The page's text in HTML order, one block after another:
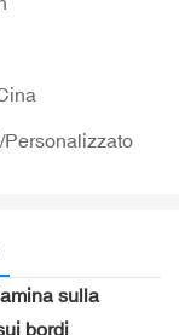
sulla
bordi